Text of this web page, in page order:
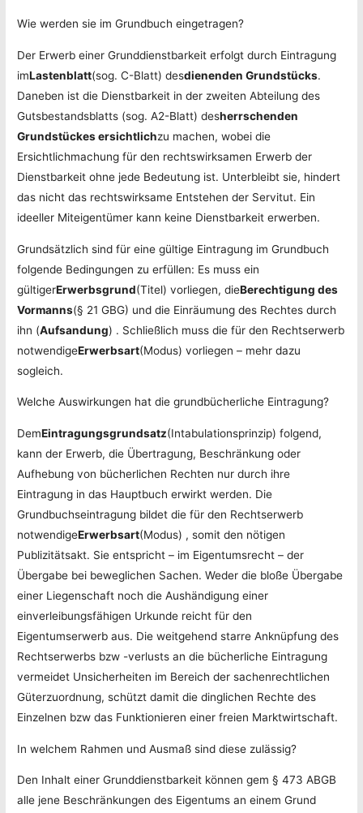
Wie werden sie im Grundbuch eingetragen?
Der Erwerb einer Grunddienstbarkeit erfolgt durch Eintragung
imLastenblatt(sog. C-Blatt) desdienenden Grundstücks.
Daneben ist die Dienstbarkeit in der zweiten Abteilung des
Gutsbestandsblatts (sog. A2-Blatt) desherrschenden
Grundstückes ersichtlichzu machen, wobei die
Ersichtlichmachung für den rechtswirksamen Erwerb der
Dienstbarkeit ohne jede Bedeutung ist. Unterbleibt sie, hindert
das nicht das rechtswirksame Entstehen der Servitut. Ein
ideeller Miteigentümer kann keine Dienstbarkeit erwerben.
Grundsätzlich sind für eine gültige Eintragung im Grundbuch
folgende Bedingungen zu erfüllen: Es muss ein
gültigerErwerbsgrund(Titel) vorliegen, dieBerechtigung des
Vormanns(§ 21 GBG) und die Einräumung des Rechtes durch
ihn (Aufsandung) . Schließlich muss die für den Rechtserwerb
notwendigeErwerbsart(Modus) vorliegen – mehr dazu
sogleich.
Welche Auswirkungen hat die grundbücherliche Eintragung?
DemEintragungsgrundsatz(Intabulationsprinzip) folgend,
kann der Erwerb, die Übertragung, Beschränkung oder
Aufhebung von bücherlichen Rechten nur durch ihre
Eintragung in das Hauptbuch erwirkt werden. Die
Grundbuchseintragung bildet die für den Rechtserwerb
notwendigeErwerbsart(Modus) , somit den nötigen
Publizitätsakt. Sie entspricht – im Eigentumsrecht – der
Übergabe bei beweglichen Sachen. Weder die bloße Übergabe
einer Liegenschaft noch die Aushändigung einer
einverleibungsfähigen Urkunde reicht für den
Eigentumserwerb aus. Die weitgehend starre Anknüpfung des
Rechtserwerbs bzw -verlusts an die bücherliche Eintragung
vermeidet Unsicherheiten im Bereich der sachenrechtlichen
Güterzuordnung, schützt damit die dinglichen Rechte des
Einzelnen bzw das Funktionieren einer freien Marktwirtschaft.
In welchem Rahmen und Ausmaß sind diese zulässig?
Den Inhalt einer Grunddienstbarkeit können gem § 473 ABGB
alle jene Beschränkungen des Eigentums an einem Grund